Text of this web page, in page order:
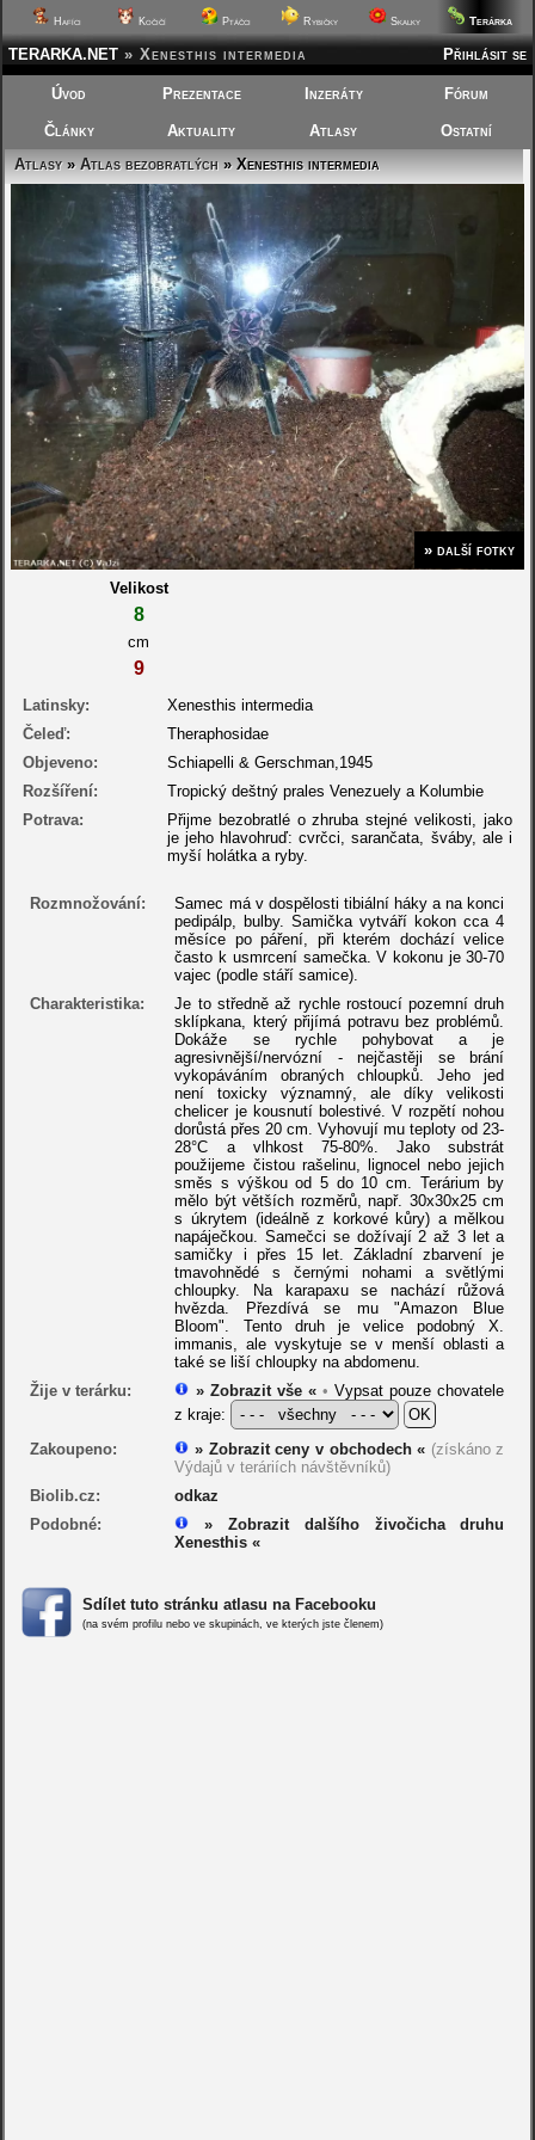
Hafíci Kočičí Ptáčci Rybičky Skalky Terárka
Přihlásit se
TERARKA.NET » Xenesthis intermedia
Úvod Prezentace Inzeráty Fórum
Články Aktuality Atlasy
Ostatní
Atlasy»Atlas bezobratlých» Xenesthis intermedia
» další fotky
Velikost
8
cm
9
Latinsky:
Xenesthis intermedia
Čeleď:
Theraphosidae
Objeveno:
Schiapelli & Gerschman,1945
Rozšíření:
Tropický deštný prales Venezuely a Kolumbie
Potrava:
Přijme bezobratlé o zhruba stejné velikosti, jako
je jeho hlavohruď: cvrčci, sarančata, šváby, ale i
myší holátka a ryby.
Rozmnožování:
Samec má v dospělosti tibiální háky a na konci
pedipálp, bulby. Samička vytváří kokon cca 4
měsíce po páření, při kterém dochází velice
často k usmrcení samečka. V kokonu je 30-70
vajec (podle stáří samice).
Charakteristika:
Je to středně až rychle rostoucí pozemní druh
sklípkana, který přijímá potravu bez problémů.
Dokáže se rychle pohybovat a je
agresivnější/nervózní - nejčastěji se brání
vykopáváním obraných chloupků. Jeho jed
není toxicky významný, ale díky velikosti
chelicer je kousnutí bolestivé. V rozpětí nohou
dorůstá přes 20 cm. Vyhovují mu teploty od 23-
28°C a vlhkost 75-80%. Jako substrát
použijeme čistou rašelinu, lignocel nebo jejich
směs s výškou od 5 do 10 cm. Terárium by
mělo být větších rozměrů, např. 30x30x25 cm
s úkrytem (ideálně z korkové kůry) a mělkou
napáječkou. Samečci se dožívají 2 až 3 let a
samičky i přes 15 let. Základní zbarvení je
tmavohnědé s černými nohami a světlými
chloupky. Na karapaxu se nachází růžová
hvězda. Přezdívá se mu "Amazon Blue
Bloom". Tento druh je velice podobný X.
immanis, ale vyskytuje se v menší oblasti a
také se liší chloupky na abdomenu.
Žije v terárku:
» Zobrazit vše «•Vypsat pouze chovatele
z kraje:
Zakoupeno:
» Zobrazit ceny v obchodech « (získáno z
Výdajů v teráriích návštěvníků)
Biolib.cz:
odkaz
Podobné:
» Zobrazit dalšího živočicha druhu
Xenesthis «
Sdílet tuto stránku atlasu na Facebooku
(na svém profilu nebo ve skupinách, ve kterých jste členem)